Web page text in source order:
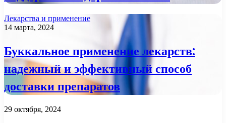
Лекарства и применение
14 марта, 2024
Буккальное применение лекарств:
надежный и эффективный способ
доставки препаратов
29 октября, 2024